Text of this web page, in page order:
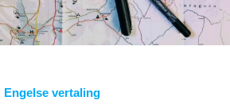
Engelse vertaling